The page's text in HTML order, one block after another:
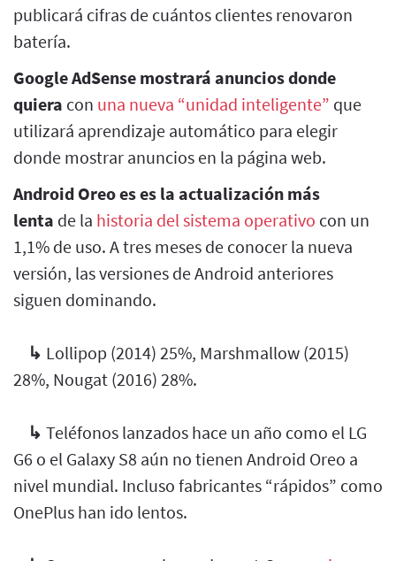
publicará cifras de cuántos clientes renovaron
batería.
Google AdSense mostrará anuncios donde
quiera con una nueva “unidad inteligente” que
utilizará aprendizaje automático para elegir
donde mostrar anuncios en la página web.
Android Oreo es es la actualización más
lenta de la historia del sistema operativo con un
1,1% de uso. A tres meses de conocer la nueva
versión, las versiones de Android anteriores
siguen dominando.
↳ Lollipop (2014) 25%, Marshmallow (2015)
28%, Nougat (2016) 28%.
↳ Teléfonos lanzados hace un año como el LG
G6 o el Galaxy S8 aún no tienen Android Oreo a
nivel mundial. Incluso fabricantes “rápidos” como
OnePlus han ido lentos.